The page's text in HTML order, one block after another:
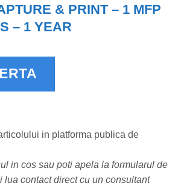
& PRINT – 1 MFP
– 1 YEAR
in platforma publica de
in cos sau poti apela la formularul de
lua contact direct cu un consultant